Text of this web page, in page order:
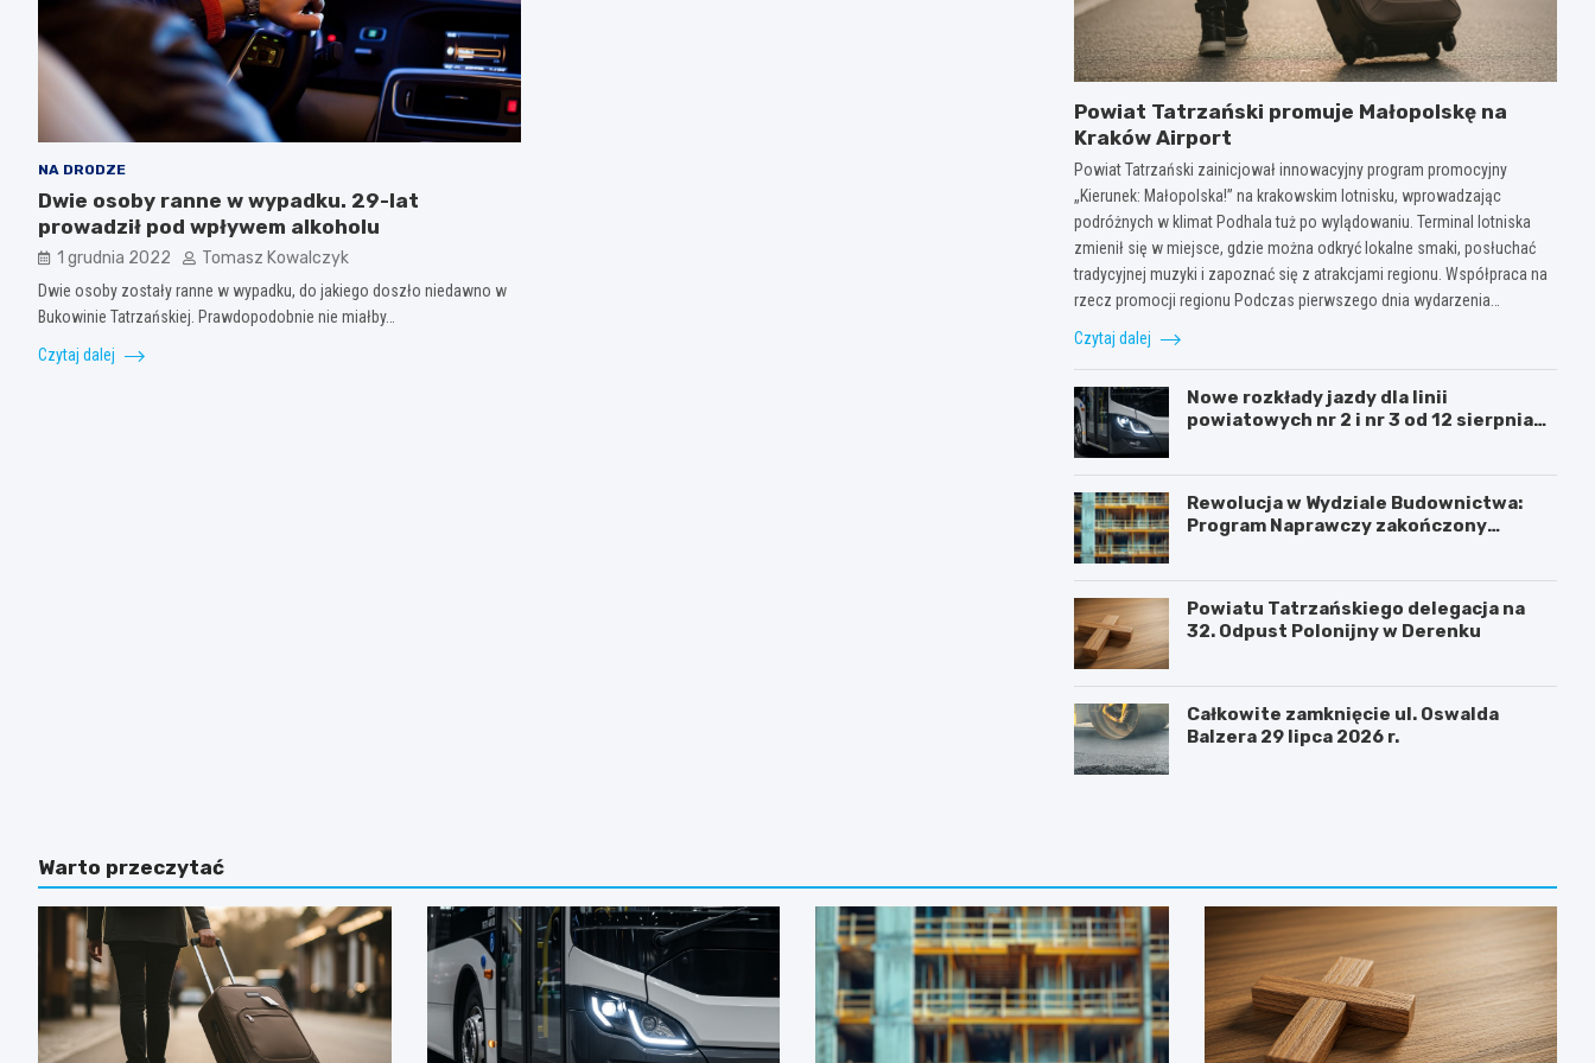
NA DRODZE
Dwie osoby ranne w wypadku. 29-lat
prowadził pod wpływem alkoholu
1 grudnia 2022 Tomasz Kowalczyk
Dwie osoby zostały ranne w wypadku, do jakiego doszło niedawno w
Bukowinie Tatrzańskiej. Prawdopodobnie nie miałby…
Czytaj dalej
Powiat Tatrzański promuje Małopolskę na
Kraków Airport
Powiat Tatrzański zainicjował innowacyjny program promocyjny
„Kierunek: Małopolska!” na krakowskim lotnisku, wprowadzając
podróżnych w klimat Podhala tuż po wylądowaniu. Terminal lotniska
zmienił się w miejsce, gdzie można odkryć lokalne smaki, posłuchać
tradycyjnej muzyki i zapoznać się z atrakcjami regionu. Współpraca na
rzecz promocji regionu Podczas pierwszego dnia wydarzenia…
Czytaj dalej
Nowe rozkłady jazdy dla linii
powiatowych nr 2 i nr 3 od 12 sierpnia
Rewolucja w Wydziale Budownictwa:
Program Naprawczy zakończony
Powiatu Tatrzańskiego delegacja na
32. Odpust Polonijny w Derenku
Całkowite zamknięcie ul. Oswalda
Balzera 29 lipca 2026 r.
Warto przeczytać